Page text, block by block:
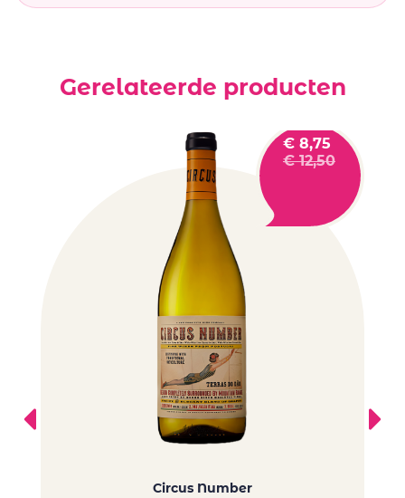
Gerelateerde producten
€ 8,75
€12,50
Circus Number